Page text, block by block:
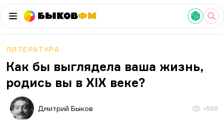
БыковФМ
ЛИТЕРАТУРА
Как бы выглядела ваша жизнь,
родись вы в XIX веке?
Дмитрий Быков >500